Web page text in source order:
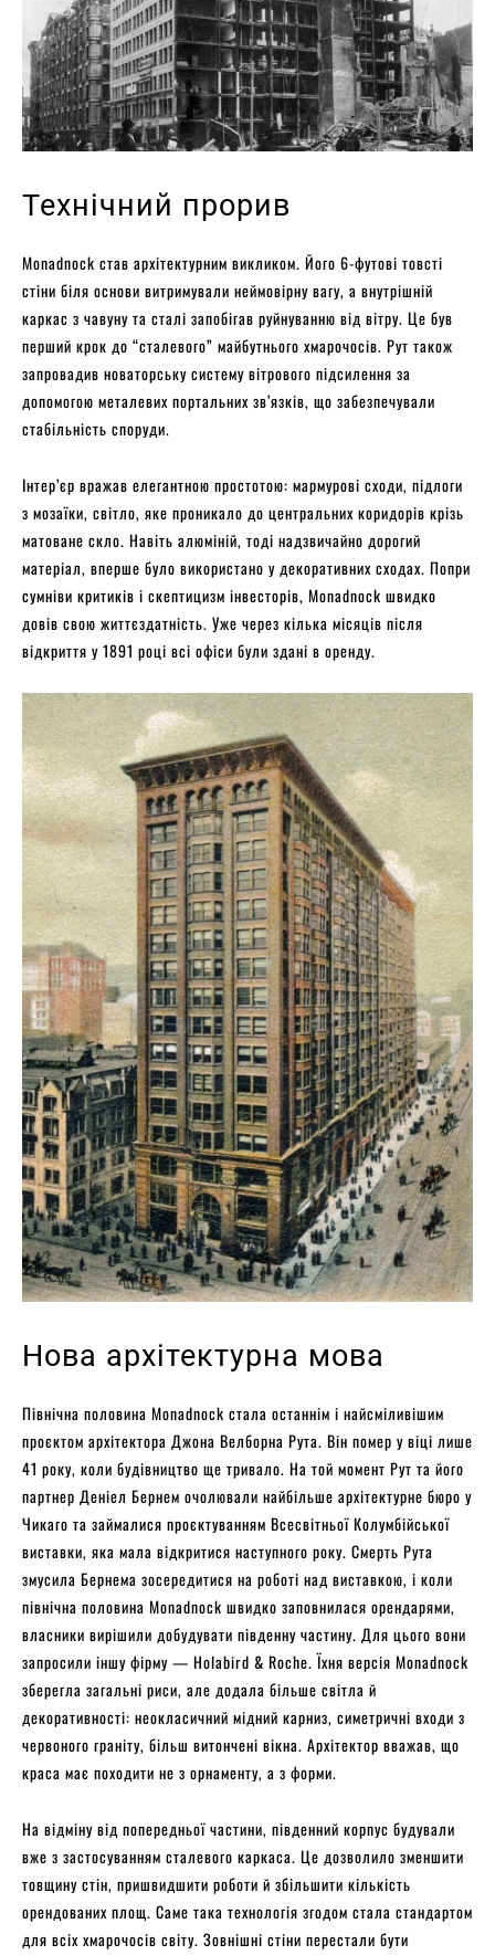
Технічний прорив
Monadnock став архітектурним викликом. Його 6-футові товсті
стіни біля основи витримували неймовірну вагу, а внутрішній
каркас з чавуну та сталі запобігав руйнуванню від вітру. Це був
перший крок до “сталевого” майбутнього хмарочосів. Рут також
запровадив новаторську систему вітрового підсилення за
допомогою металевих портальних зв’язків, що забезпечували
стабільність споруди.
Інтер’єр вражав елегантною простотою: мармурові сходи, підлоги
з мозаїки, світло, яке проникало до центральних коридорів крізь
матоване скло. Навіть алюміній, тоді надзвичайно дорогий
матеріал, вперше було використано у декоративних сходах. Попри
сумніви критиків і скептицизм інвесторів, Monadnock швидко
довів свою життєздатність. Уже через кілька місяців після
відкриття у 1891 році всі офіси були здані в оренду.
Нова архітектурна мова
Північна половина Monadnock стала останнім і найсміливішим
проєктом архітектора Джона Велборна Рута. Він помер у віці лише
41 року, коли будівництво ще тривало. На той момент Рут та його
партнер Деніел Бернем очолювали найбільше архітектурне бюро у
Чикаго та займалися проєктуванням Всесвітньої Колумбійської
виставки, яка мала відкритися наступного року. Смерть Рута
змусила Бернема зосередитися на роботі над виставкою, і коли
північна половина Monadnock швидко заповнилася орендарями,
власники вирішили добудувати південну частину. Для цього вони
запросили іншу фірму — Holabird & Roche. Їхня версія Monadnock
зберегла загальні риси, але додала більше світла й
декоративності: неокласичний мідний карниз, симетричні входи з
червоного граніту, більш витончені вікна. Архітектор вважав, що
краса має походити не з орнаменту, а з форми.
На відміну від попередньої частини, південний корпус будували
вже з застосуванням сталевого каркаса. Це дозволило зменшити
товщину стін, пришвидшити роботи й збільшити кількість
орендованих площ. Саме така технологія згодом стала стандартом
для всіх хмарочосів світу. Зовнішні стіни перестали бути